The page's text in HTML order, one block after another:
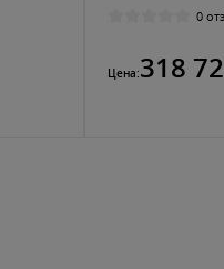
0
Цена:318